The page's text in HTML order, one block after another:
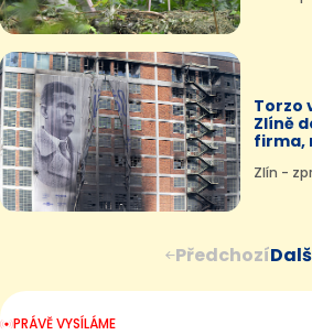
Torzo
Zlíně
firma,
Zlín -
Předchozí
PRÁVĚ VYSÍLÁME